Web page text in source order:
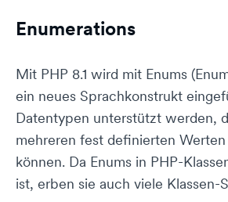
Enumerations
Mit PHP 8.1 wird mit Enums
ein neues Sprachkonstrukt
Datentypen unterstützt werden,
mehreren fest definierten
können. Da Enums in PHP-
ist, erben sie auch viele Klassen-